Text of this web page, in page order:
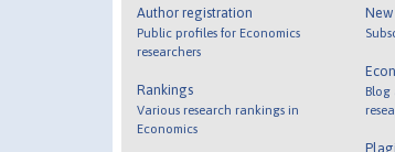
Author registration
Public profiles for Economics
researchers
Rankings
Various research rankings in
Economics
New
Blog